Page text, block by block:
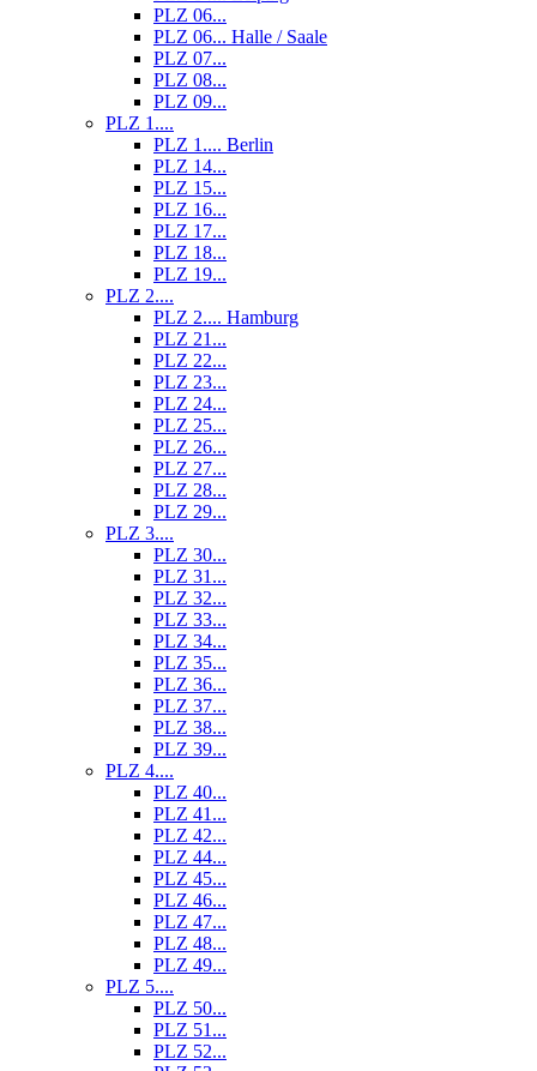
PLZ 06...
PLZ 06... Halle / Saale
PLZ 07...
PLZ 08...
PLZ 09...
PLZ 1....
PLZ 1.... Berlin
PLZ 14...
PLZ 15...
PLZ 16...
PLZ 17...
PLZ 18...
PLZ 19...
PLZ 2....
PLZ 2.... Hamburg
PLZ 21...
PLZ 22...
PLZ 23...
PLZ 24...
PLZ 25...
PLZ 26...
PLZ 27...
PLZ 28...
PLZ 29...
PLZ 3....
PLZ 30...
PLZ 31...
PLZ 32...
PLZ 33...
PLZ 34...
PLZ 35...
PLZ 36...
PLZ 37...
PLZ 38...
PLZ 39...
PLZ 4....
PLZ 40...
PLZ 41...
PLZ 42...
PLZ 44...
PLZ 45...
PLZ 46...
PLZ 47...
PLZ 48...
PLZ 49...
PLZ 5....
PLZ 50...
PLZ 51...
PLZ 52...